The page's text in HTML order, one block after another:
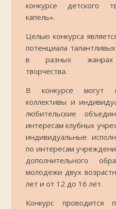
конкурсе детского
капель».
Целью конкурса
потенциала
в разных жанрах
творчества.
В конкурсе могут
коллективы и
любительские
интересам клубных
индивидуальные
по интересам
дополнительного
молодежи двух
лет и от 12 до 16 лет.
Конкурс проводится